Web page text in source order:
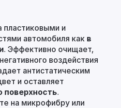
пластиковыми и
автомобиля как в
. Эффективно очищает,
воздействия
антистатическим
и оставляет
поверхность.
на микрофибру или